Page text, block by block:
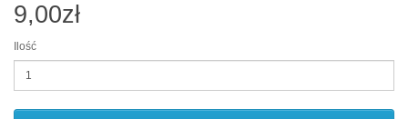
9,00zł
Ilość